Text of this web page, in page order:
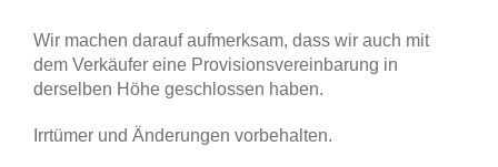
Wir machen darauf aufmerksam, dass wir auch mit
dem Verkäufer eine Provisionsvereinbarung in
derselben Höhe geschlossen haben.
Irrtümer und Änderungen vorbehalten.